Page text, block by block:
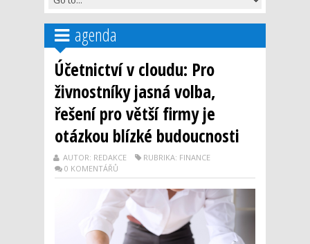
agenda
Účetnictví v cloudu: Pro
živnostníky jasná volba,
řešení pro větší firmy je
otázkou blízké budoucnosti
AUTOR: REDAKCE
RUBRIKA: FINANCE
0 KOMENTÁŘŮ